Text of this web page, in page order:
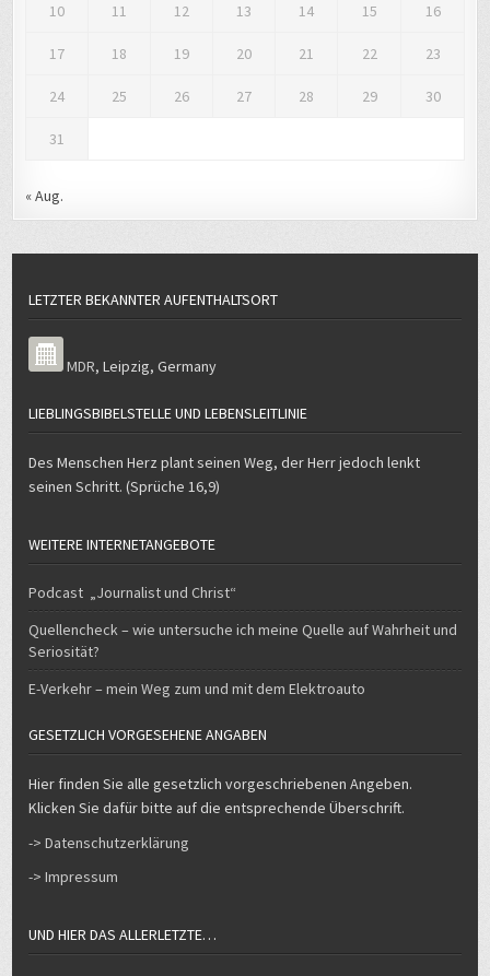
10 11 12 13 14 15 16
17 18 19 20 21 22 23
24 25 26 27 28 29 30
31
« Aug.
LETZTER BEKANNTER AUFENTHALTSORT
MDR,Leipzig,Germany
LIEBLINGSBIBELSTELLE UND LEBENSLEITLINIE
Des Menschen Herz plant seinen Weg, der Herr jedoch lenkt
seinen Schritt. (Sprüche 16,9)
WEITERE INTERNETANGEBOTE
Podcast „Journalist und Christ“
Quellencheck – wie untersuche ich meine Quelle auf Wahrheit und
Seriosität?
E-Verkehr – mein Weg zum und mit dem Elektroauto
GESETZLICH VORGESEHENE ANGABEN
Hier finden Sie alle gesetzlich vorgeschriebenen Angeben.
Klicken Sie dafür bitte auf die entsprechende Überschrift.
-> Datenschutzerklärung
-> Impressum
UND HIER DAS ALLERLETZTE…